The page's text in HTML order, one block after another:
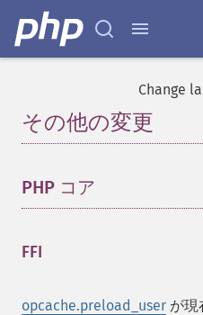
Change
その他の変更
PHP コア
FFI
opcache.preload_user が現